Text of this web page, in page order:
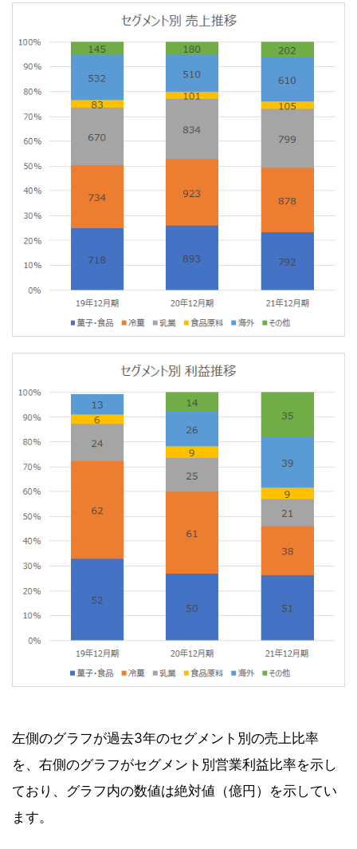
左側のグラフが過去3年のセグメント別の売上比率
を、右側のグラフがセグメント別営業利益比率を示し
ており、グラフ内の数値は絶対値（億円）を示してい
ます。